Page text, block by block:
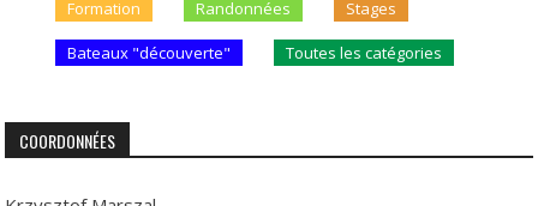
Formation Randonnées Stages
Bateaux "découverte" Toutes les catégories
COORDONNÉES